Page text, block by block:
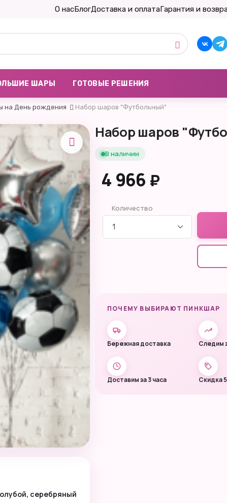
О насБлогДоставка и оплатаГарантия и
ШАРЫ ГОТОВЫЕ РЕШЕНИЯ
на День рождения Набор шаров "Футбольный"
серебряный
Набор шаров
В наличии
4 966 ₽
Количество
ПОЧЕМУ ВЫБИРАЮТ ПИНКШАР
Бережная доставка Следим
Доставим за 3 часа Скидка